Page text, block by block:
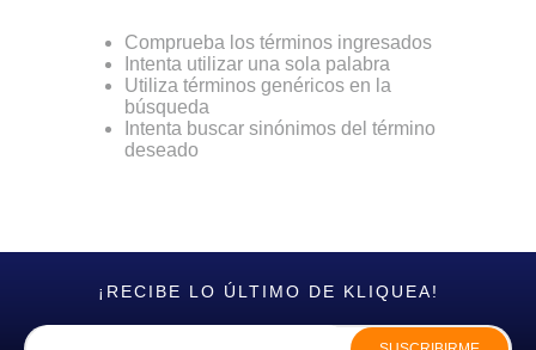
Comprueba los términos ingresados
Intenta utilizar una sola palabra
Utiliza términos genéricos en la
búsqueda
Intenta buscar sinónimos del término
deseado
¡RECIBE LO ÚLTIMO DE KLIQUEA!